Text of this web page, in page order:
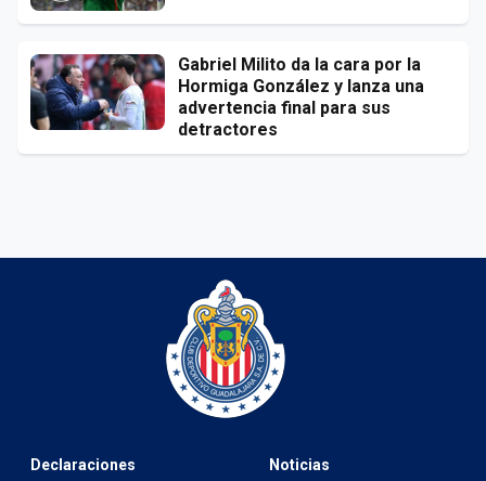
Gabriel Milito da la cara por la
Hormiga González y lanza una
advertencia final para sus
detractores
Declaraciones Noticias